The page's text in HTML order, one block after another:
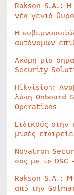
Rakson S.A.: Η
νέα γενιά
Η
αυτόνομων
Ακόμη μία
Security
Hikvision:
λύση
Operations
Ειδικούς στην
μισές
Novatron
σας με το DSC
Rakson S.A.:
από την